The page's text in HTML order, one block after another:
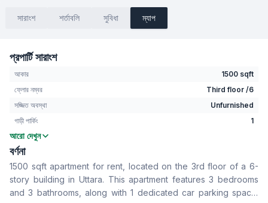
সারাংশ শর্তাবলি সুবিধা ম্যাপ
প্রপার্টি সারাংশ
আকার
1500 sqft
ফ্লোর নম্বর
Third floor /6
সজ্জিত অবস্থা
Unfurnished
গাড়ী পার্কিং
1
বেডরুম
বাথরুম
বসার রুম
No
Drawing Room
Yes
খাবার রুম
Yes
আরো দেখুন
বর্ণনা
1500 sqft apartment for rent, located on the 3rd floor of a 6-
story building in Uttara. This apartment features 3 bedrooms
and 3 bathrooms, along with 1 dedicated car parking space.